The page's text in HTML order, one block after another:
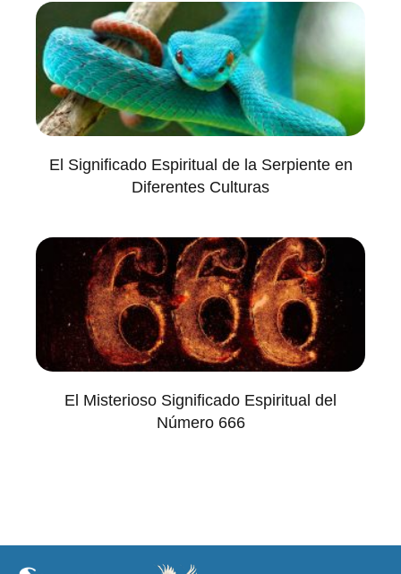
El Significado Espiritual de la Serpiente en
Diferentes Culturas
El Misterioso Significado Espiritual del
Número 666